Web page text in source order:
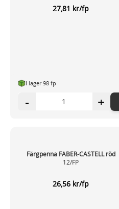
27,81 kr/fp
I lager 98 fp
- +
Färgpenna FABER-CASTELL röd
12/FP
26,56 kr/fp